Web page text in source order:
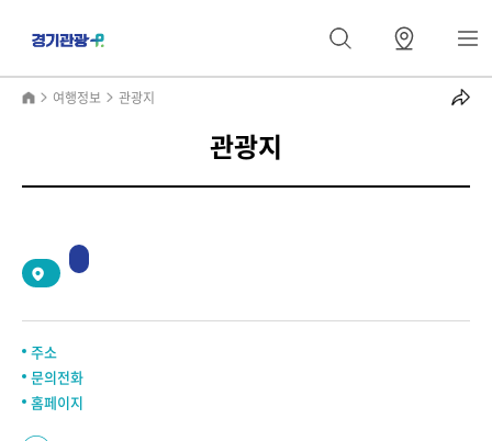
여행정보 관광지
관광지
주소
문의전화
홈페이지